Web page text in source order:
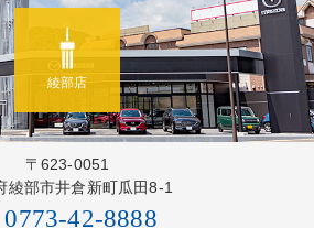
綾部店
〒623-0051
綾部市井倉新町瓜田8-1
0773-42-8888